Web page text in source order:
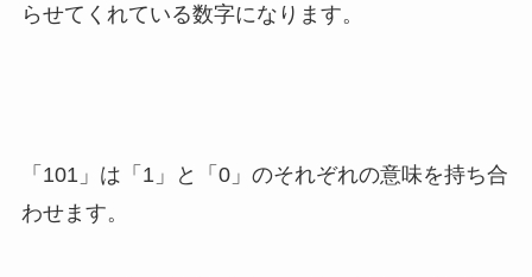
らせてくれている数字になります。
「101」は「1」と「0」のそれぞれの意味を持ち合
わせます。